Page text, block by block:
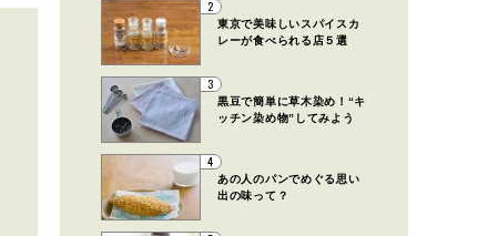
2
東京で美味しいスパイスカ
レーが食べられる店５選
3
黒豆で簡単に草木染め！“キ
ッチン染め物”してみよう
4
あの人のパンでめぐる思い
出の味って？